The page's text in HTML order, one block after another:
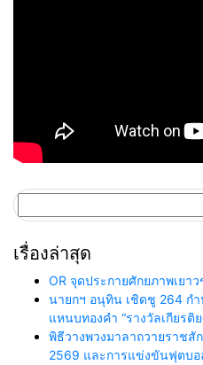
สำหรับ:
เรื่องล่าสุด
OR จุดประกายศักยภาพเยา
นายกฯ อนุทิน เชิดชู 264 ก
แหนบทองคำ “รางวัลเกียรติ
พิธีวางพวงมาลาถวายราชสั
2569 และการแข่งขันฟุตบ